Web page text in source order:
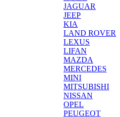
JAGUAR
JEEP
KIA
LAND ROVER
LEXUS
LIFAN
MAZDA
MERCEDES
MINI
MITSUBISHI
NISSAN
OPEL
PEUGEOT